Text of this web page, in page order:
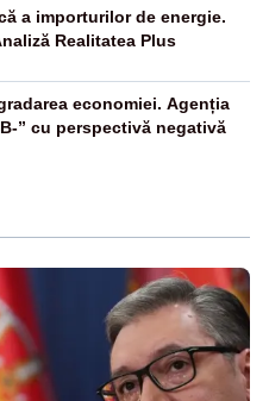
a importurilor de energie.
Realitatea Plus
economiei. Agenția
” cu perspectivă negativă